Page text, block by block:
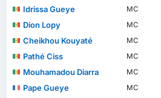
Idrissa Gueye
MC
Dion Lopy
MC
Cheikhou Kouyaté
MC
Pathé Ciss
MC
Mouhamadou Diarra
MC
Pape Gueye
MC